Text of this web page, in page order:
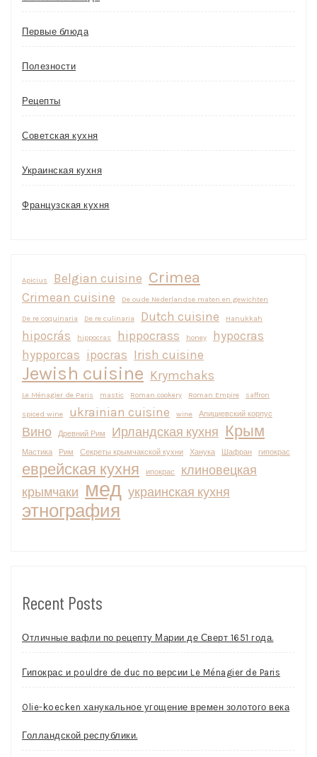
Первые блюда
Полезности
Рецепты
Советская кухня
Украинская кухня
Французская кухня
Apicius Belgian cuisine Crimea
Crimean cuisine De oude Nederlandse maten en gewichten
De re coquinaria De re culinaria Dutch cuisine Hanukkah
hipocrás hippocras hippocrass honey
hypocras
hypporcas ipocras Irish cuisine
Jewish cuisine Krymchaks
Le Ménagier de Paris mastic Roman cookery Roman Empire saffron
spiced wine ukrainian cuisine wine Апициевский корпус
Вино Древний Рим Ирландская кухня Крым
Мастика Рим Секреты крымчакской кухни Ханука Шафран гипокрас
еврейская кухня ипокрас
клиновецкая
крымчаки мед украинская кухня
этнография
Recent Posts
Отличные вафли по рецепту Марии де Сверт 1651 года.
Гипокрас и pouldre de duc по версии Le Ménagier de Paris
Olie-koecken ханукальное угощение времен золотого века
Голландской республики.